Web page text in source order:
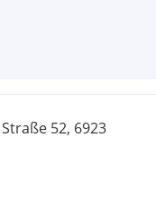
52, 6923